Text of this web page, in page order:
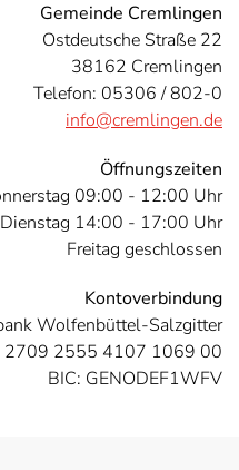
Gemeinde Cremlingen
Ostdeutsche Straße 22
38162 Cremlingen
Telefon: 05306 / 802-0
info@cremlingen.de
Öffnungszeiten
09:00 - 12:00 Uhr
Dienstag 14:00 - 17:00 Uhr
Freitag geschlossen
Kontoverbindung
Wolfenbüttel-Salzgitter
2709 2555 4107 1069 00
BIC: GENODEF1WFV